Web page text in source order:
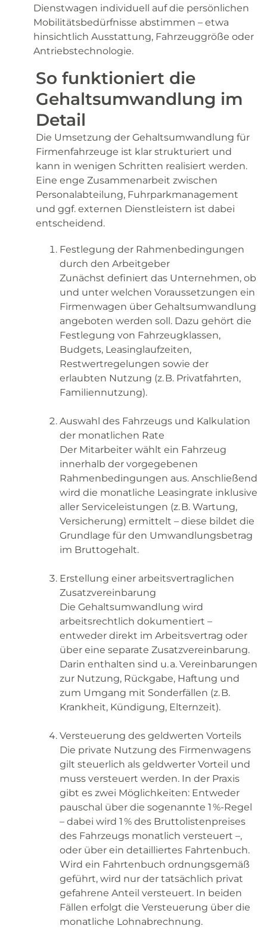
Dienstwagen individuell auf die persönlichen
Mobilitätsbedürfnisse abstimmen – etwa
hinsichtlich Ausstattung, Fahrzeuggröße oder
Antriebstechnologie.
So funktioniert die
Gehaltsumwandlung im
Detail
Die Umsetzung der Gehaltsumwandlung für
Firmenfahrzeuge ist klar strukturiert und
kann in wenigen Schritten realisiert werden.
Eine enge Zusammenarbeit zwischen
Personalabteilung, Fuhrparkmanagement
und ggf. externen Dienstleistern ist dabei
entscheidend.
Festlegung der Rahmenbedingungen
durch den Arbeitgeber
Zunächst definiert das Unternehmen, ob
und unter welchen Voraussetzungen ein
Firmenwagen über Gehaltsumwandlung
angeboten werden soll. Dazu gehört die
Festlegung von Fahrzeugklassen,
Budgets, Leasinglaufzeiten,
Restwertregelungen sowie der
erlaubten Nutzung (z. B. Privatfahrten,
Familiennutzung).
Auswahl des Fahrzeugs und Kalkulation
der monatlichen Rate
Der Mitarbeiter wählt ein Fahrzeug
innerhalb der vorgegebenen
Rahmenbedingungen aus. Anschließend
wird die monatliche Leasingrate inklusive
aller Serviceleistungen (z. B. Wartung,
Versicherung) ermittelt – diese bildet die
Grundlage für den Umwandlungsbetrag
im Bruttogehalt.
Erstellung einer arbeitsvertraglichen
Zusatzvereinbarung
Die Gehaltsumwandlung wird
arbeitsrechtlich dokumentiert –
entweder direkt im Arbeitsvertrag oder
über eine separate Zusatzvereinbarung.
Darin enthalten sind u. a. Vereinbarungen
zur Nutzung, Rückgabe, Haftung und
zum Umgang mit Sonderfällen (z. B.
Krankheit, Kündigung, Elternzeit).
Versteuerung des geldwerten Vorteils
Die private Nutzung des Firmenwagens
gilt steuerlich als geldwerter Vorteil und
muss versteuert werden. In der Praxis
gibt es zwei Möglichkeiten: Entweder
pauschal über die sogenannte 1 %-Regel
– dabei wird 1 % des Bruttolistenpreises
des Fahrzeugs monatlich versteuert –,
oder über ein detailliertes Fahrtenbuch.
Wird ein Fahrtenbuch ordnungsgemäß
geführt, wird nur der tatsächlich privat
gefahrene Anteil versteuert. In beiden
Fällen erfolgt die Versteuerung über die
monatliche Lohnabrechnung.